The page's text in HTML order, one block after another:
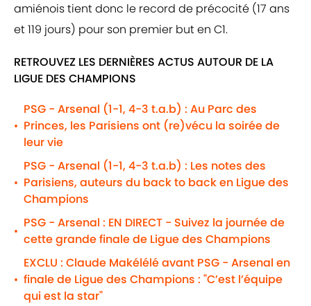
amiénois tient donc le record de précocité (17 ans
et 119 jours) pour son premier but en C1.
RETROUVEZ LES DERNIÈRES ACTUS AUTOUR DE LA
LIGUE DES CHAMPIONS
•
PSG - Arsenal (1-1, 4-3 t.a.b) : Au Parc des
Princes, les Parisiens ont (re)vécu la soirée de
leur vie
•
PSG - Arsenal (1-1, 4-3 t.a.b) : Les notes des
Parisiens, auteurs du back to back en Ligue des
Champions
•
PSG - Arsenal : EN DIRECT - Suivez la journée de
cette grande finale de Ligue des Champions
•
EXCLU : Claude Makélélé avant PSG - Arsenal en
finale de Ligue des Champions : "C’est l’équipe
qui est la star"